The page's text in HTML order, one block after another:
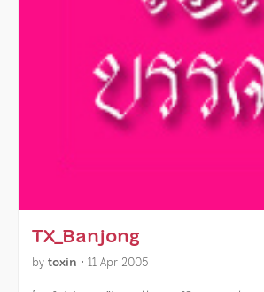
TX_Banjong
bytoxin • 11 Apr 2005